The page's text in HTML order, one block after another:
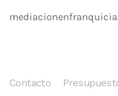
Contacto